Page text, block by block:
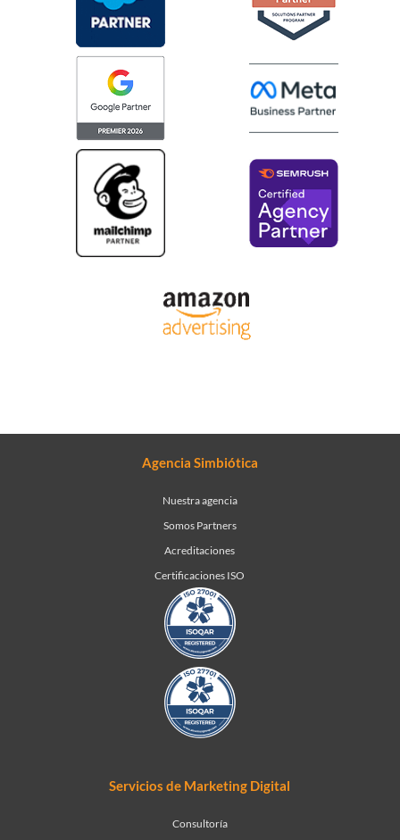
Agencia Simbiótica
Nuestra agencia
Somos Partners
Acreditaciones
Certificaciones ISO
Servicios de Marketing Digital
Consultoría